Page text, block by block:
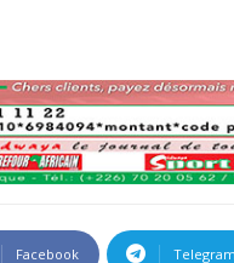
Facebook Telegram